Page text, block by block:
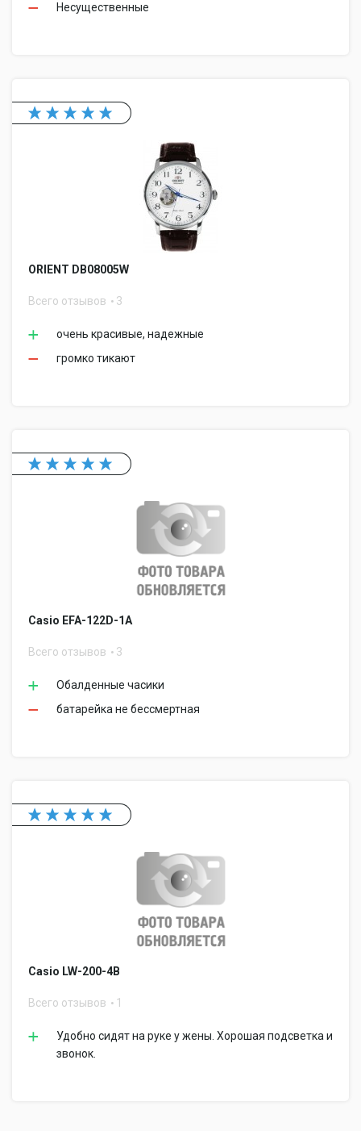
Несущественные
ORIENT DB08005W
Всего отзывов 3
очень красивые, надежные
громко тикают
Casio EFA-122D-1A
Всего отзывов 3
Обалденные часики
батарейка не бессмертная
Casio LW-200-4B
Всего отзывов 1
Удобно сидят на руке у жены. Хорошая подсветка и
звонок.